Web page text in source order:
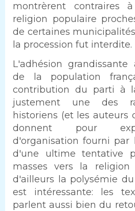
montrèrent contraires
religion populaire
de certaines
la procession fut interdite.
L'adhésion
de la population
contribution du parti à
justement une des
historiens (et les auteurs
donnent pour
d'organisation fourni par
d'une ultime tentative
masses vers la religion
d'ailleurs la polysémie
est intéressante: les
parlent aussi bien du